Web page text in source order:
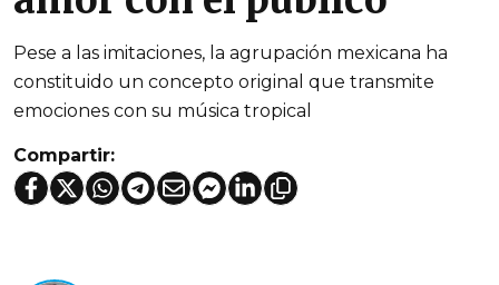
Pese a las imitaciones, la agrupación mexicana ha
constituido un concepto original que transmite
emociones con su música tropical
Compartir: